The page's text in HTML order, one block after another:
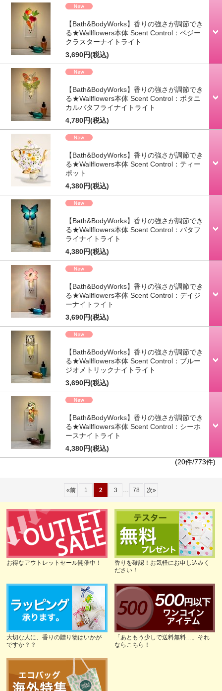
【Bath&BodyWorks】香りの強さが調節でき
る★Wallflowers本体 Scent Control：ベジー
クラスターナイトライト
3,690円(税込)
【Bath&BodyWorks】香りの強さが調節でき
る★Wallflowers本体 Scent Control：ボタニ
カルバタフライナイトライト
4,780円(税込)
【Bath&BodyWorks】香りの強さが調節でき
る★Wallflowers本体 Scent Control：ティー
ポット
4,380円(税込)
【Bath&BodyWorks】香りの強さが調節でき
る★Wallflowers本体 Scent Control：バタフ
ライナイトライト
4,380円(税込)
【Bath&BodyWorks】香りの強さが調節でき
る★Wallflowers本体 Scent Control：デイジ
ーナイトライト
3,690円(税込)
【Bath&BodyWorks】香りの強さが調節でき
る★Wallflowers本体 Scent Control：ブルー
ジオメトリックナイトライト
3,690円(税込)
【Bath&BodyWorks】香りの強さが調節でき
る★Wallflowers本体 Scent Control：シーホ
ースナイトライト
4,380円(税込)
(20件/773件)
«前 1 2 3 ... 78 次»
お得なアウトレットセール開催中！
香りを確認！お気軽にお申し込みく
ださい！
大切な人に、香りの贈り物はいかが
ですか？？
「あともう少しで送料無料…」それ
ならこちら！